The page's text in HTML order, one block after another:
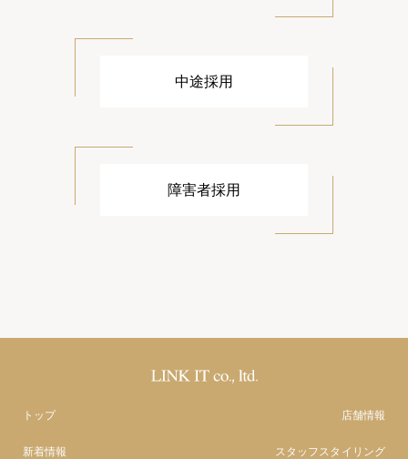
中途採用
障害者採用
トップ
新着情報
店舗情報
スタッフスタイリング